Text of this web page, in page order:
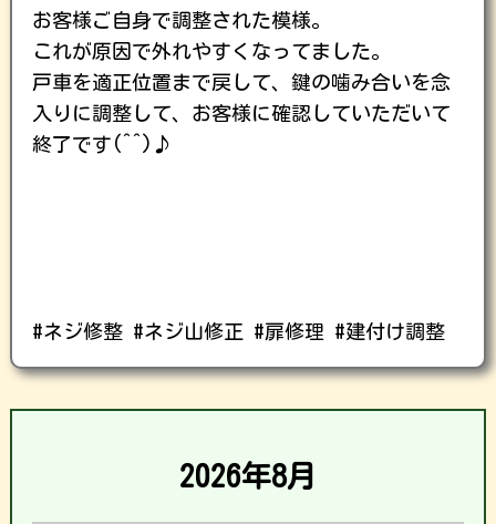
お客様ご自身で調整された模様。
これが原因で外れやすくなってました。
戸車を適正位置まで戻して、鍵の噛み合いを念
入りに調整して、お客様に確認していただいて
終了です(^^)♪
#ネジ修整 #ネジ山修正 #扉修理 #建付け調整
2026年8月